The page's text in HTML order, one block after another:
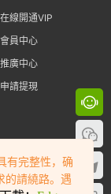
在線開通VIP
會員中心
推廣中心
申請提現
有完整性，确
的請繞路。遇